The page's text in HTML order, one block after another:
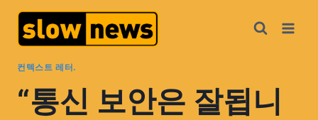
컨텍스트 레터.
“통신 보안은 잘됩니